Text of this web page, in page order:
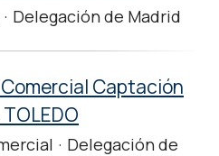
· Delegación de Madrid
Captación
· Delegación de